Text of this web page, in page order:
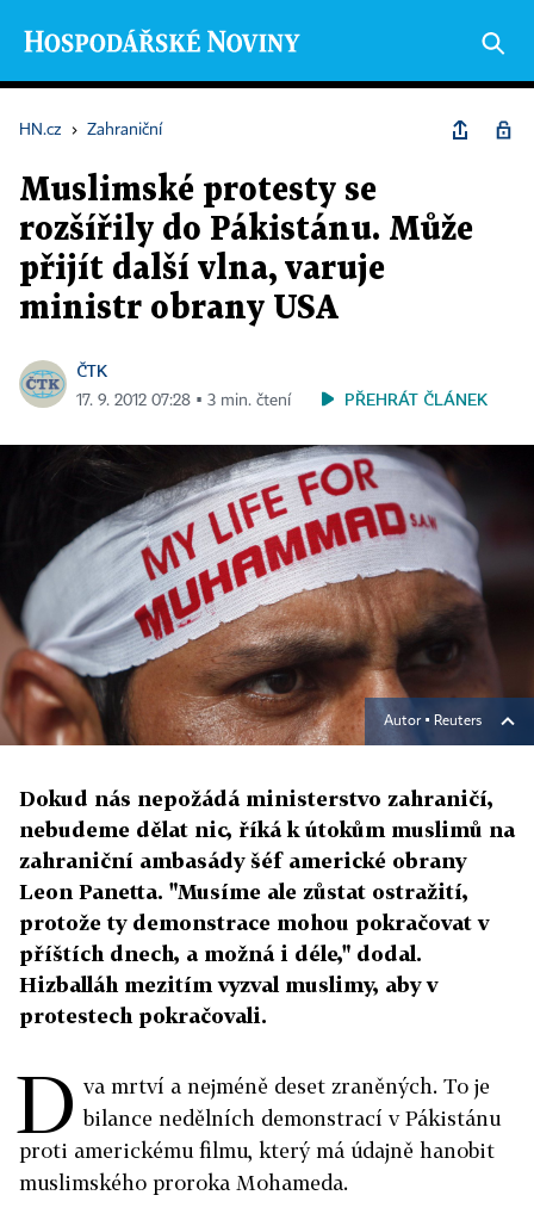
HN.cz › Zahraniční
Muslimské protesty se
rozšířily do Pákistánu. Může
přijít další vlna, varuje
ministr obrany USA
ČTK
17. 9. 2012 07:28 ▪ 3 min. čtení PŘEHRÁT ČLÁNEK
Autor ▪ Reuters
Dokud nás nepožádá ministerstvo zahraničí,
nebudeme dělat nic, říká k útokům muslimů na
zahraniční ambasády šéf americké obrany
Leon Panetta. "Musíme ale zůstat ostražití,
protože ty demonstrace mohou pokračovat v
příštích dnech, a možná i déle," dodal.
Hizballáh mezitím vyzval muslimy, aby v
protestech pokračovali.
D va mrtví a nejméně deset zraněných. To je
bilance nedělních demonstrací v Pákistánu
proti americkému filmu, který má údajně hanobit
muslimského proroka Mohameda.